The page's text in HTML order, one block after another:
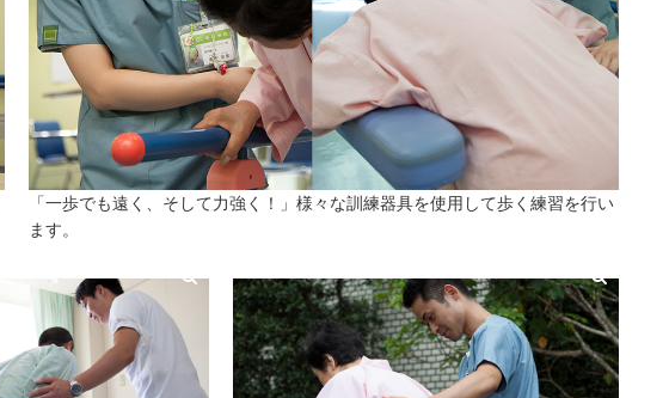
「一歩でも遠く、そして力強く！」様々な訓練器具を使用して歩く練習を行い
ます。